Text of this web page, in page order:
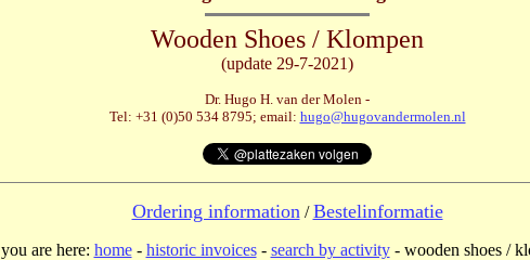
Wooden Shoes / Klompen
(update 29-7-2021)
Dr. Hugo H. van der Molen -
Tel: +31 (0)50 534 8795; email: hugo@hugovandermolen.nl
Ordering information /Bestelinformatie
you are here: home- historic invoices- search by activity- wooden shoes /